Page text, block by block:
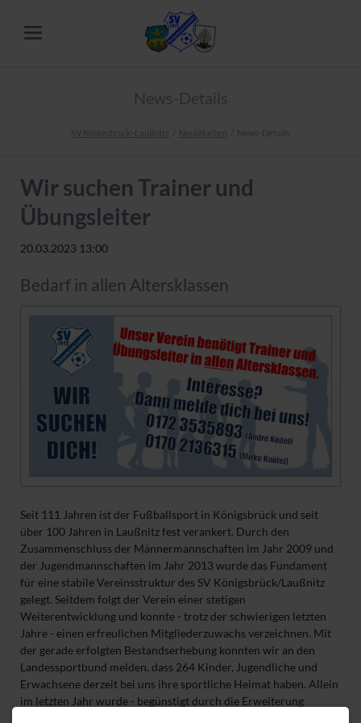
News-Details
SV Königsbrück-Laußnitz Neuigkeiten News-Details
Wir suchen Trainer und
Übungsleiter
20.03.2023 13:00
Bedarf in allen Altersklassen
Seit 111 Jahren ist der Fußballsport in Königsbrück und seit
über 100 Jahren in Laußnitz fest verankert. Durch den
Zusammenschluss der Männermannschaften im Jahr 2009 und
der Jugendmannschaften im Jahr 2013 wurde das Fundament
für eine stabile Vereinsstruktur des SV Königsbrück/Laußnitz
gelegt. Seitdem folgt der Verein einer stetigen
Weiterentwicklung und konnte - trotz der schwierigen letzten
Jahre - einen erfreulichen Mitgliederzuwachs verzeichnen. Mit
der gerade erfolgten Bestandserhebung konnten wir an den
Landessportbund melden, dass 264 Kinder, Jugendliche und
Erwachsene derzeit bei uns ihre sportliche Heimat haben. Allein
im letzten Jahr wurde - begünstigt durch die Erweiterung